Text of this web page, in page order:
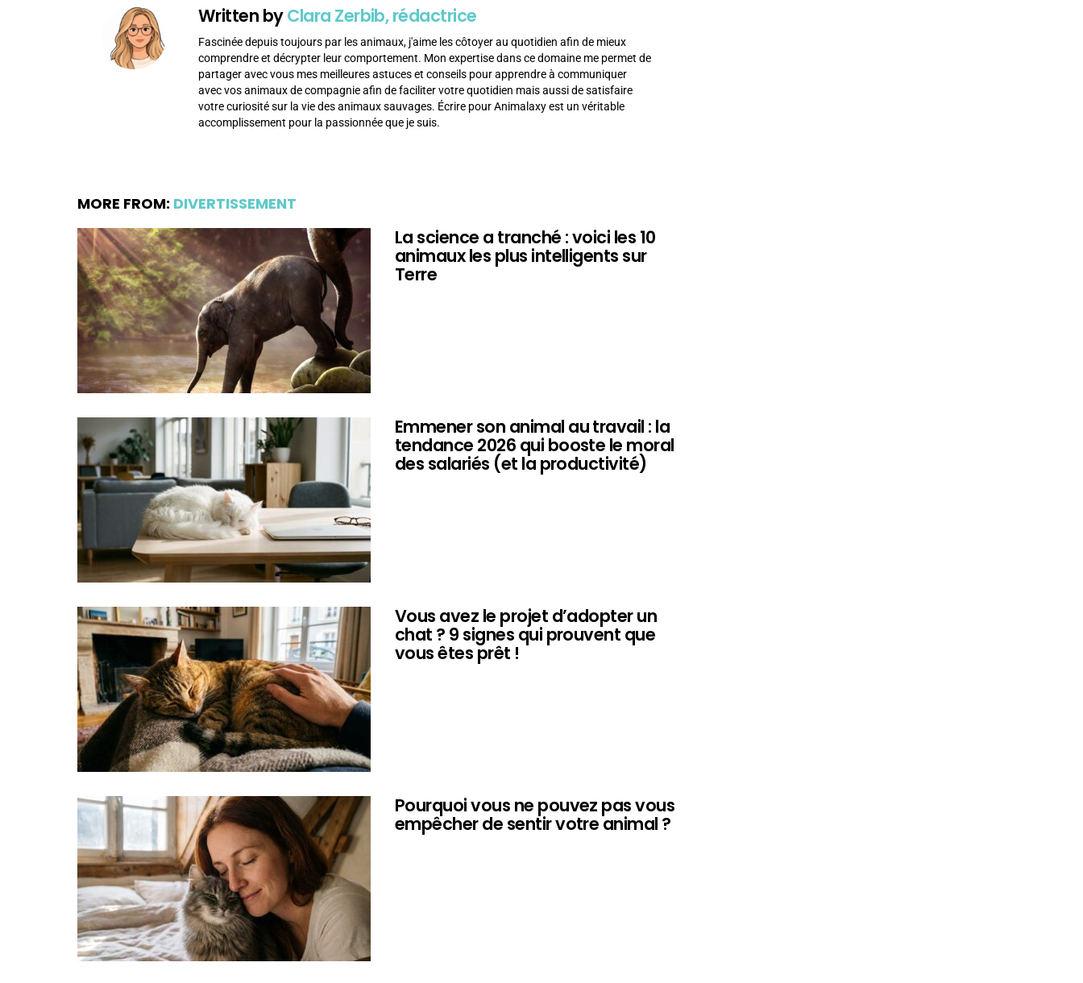
Written byClara Zerbib, rédactrice
Fascinée depuis toujours par les animaux, j'aime les côtoyer au quotidien afin de mieux
comprendre et décrypter leur comportement. Mon expertise dans ce domaine me permet de
partager avec vous mes meilleures astuces et conseils pour apprendre à communiquer
avec vos animaux de compagnie afin de faciliter votre quotidien mais aussi de satisfaire
votre curiosité sur la vie des animaux sauvages. Écrire pour Animalaxy est un véritable
accomplissement pour la passionnée que je suis.
MORE FROM: DIVERTISSEMENT
La science a tranché : voici les 10
animaux les plus intelligents sur
Terre
Emmener son animal au travail : la
tendance 2026 qui booste le moral
des salariés (et la productivité)
Vous avez le projet d’adopter un
chat ? 9 signes qui prouvent que
vous êtes prêt !
Pourquoi vous ne pouvez pas vous
empêcher de sentir votre animal ?